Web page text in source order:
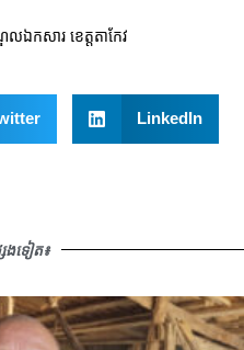
ឯកសារ ខេត្តតាកែវ
LinkedIn
េងទៀត៖